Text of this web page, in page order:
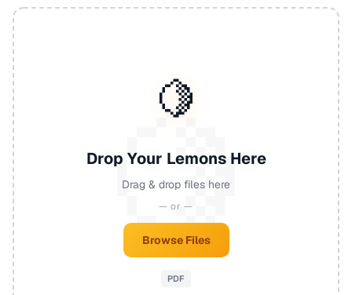
🍋
Drop Your Lemons Here
Drag & drop files here
— or —
Browse Files
PDF